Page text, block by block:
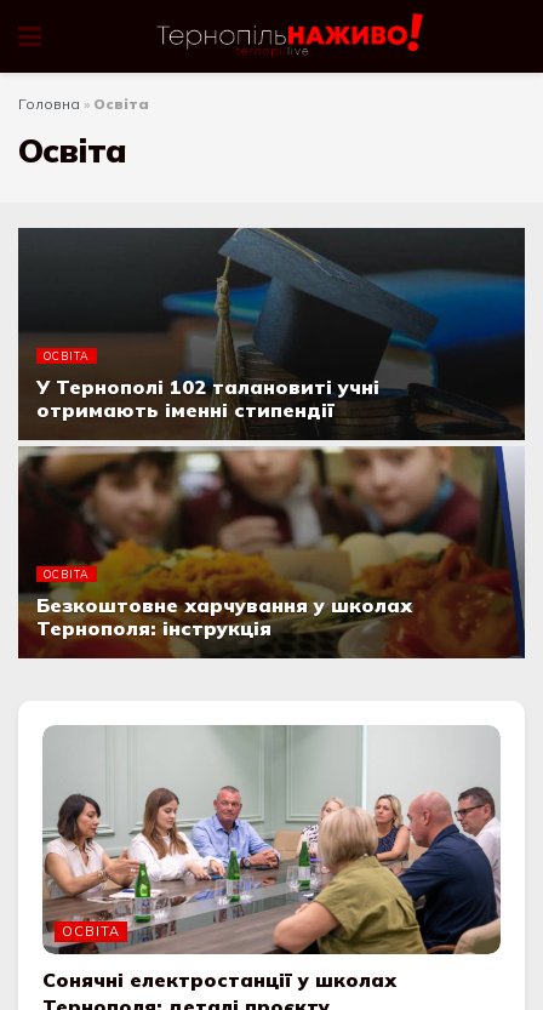
Головна » Освіта
Освіта
ОСВІТА
У Тернополі 102 талановиті учні
отримають іменні стипендії
07.08.2026
ОСВІТА
Безкоштовне харчування у школах
Тернополя: інструкція
ОСВІТА
Сонячні електростанції у школах